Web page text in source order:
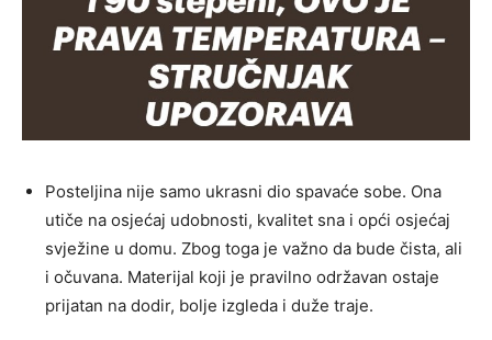
Posteljina nije samo ukrasni dio spavaće sobe. Ona
utiče na osjećaj udobnosti, kvalitet sna i opći osjećaj
svježine u domu. Zbog toga je važno da bude čista, ali
i očuvana. Materijal koji je pravilno održavan ostaje
prijatan na dodir, bolje izgleda i duže traje.